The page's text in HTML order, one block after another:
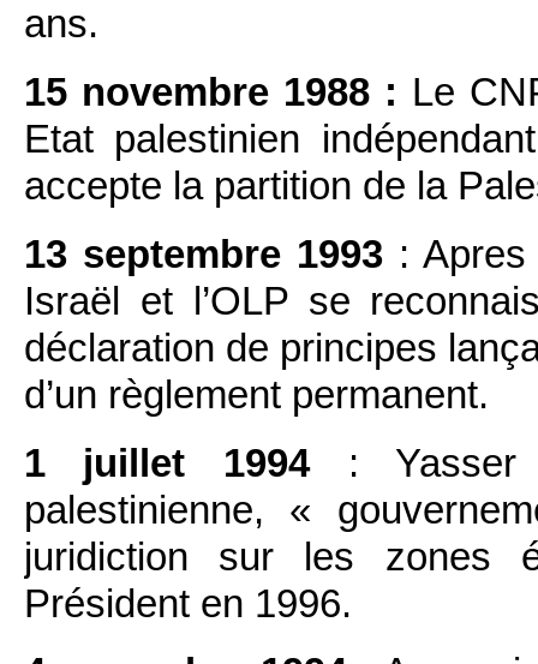
ans.
15 novembre 1988 : Le
Etat palestinien
accepte la partition de la
13 septembre 1993 :
Israël et l’OLP se
déclaration de principes
d’un règlement permanent.
1 juillet 1994: Yasser
palestinienne, «
juridiction sur les zones
Président en 1996.